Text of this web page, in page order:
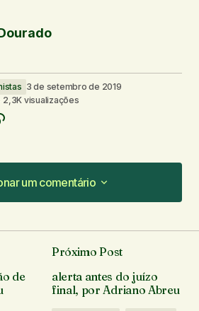
3 de setembro de 2019
2,3K visualizações
um comentário
um comentário
de e-mail não será publicado.
são marcados com*
de
Próximo Post
alerta antes do juízo
final, por Adriano Abreu